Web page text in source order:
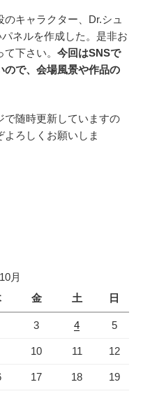
キャラクター、Dr.シュ
ネルを作成した。是非お
下さい。 今回はSNSで
ので、会場風景や作品の
で随時更新していますの
ろしくお願いしま
月
金 土 日
3 4 5
10 11 12
17 18 19